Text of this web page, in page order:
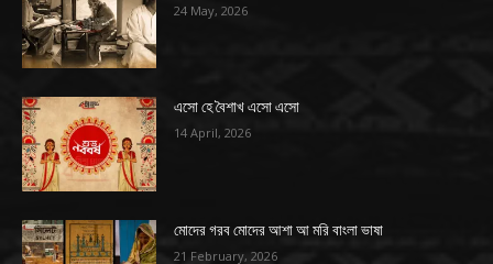
24 May, 2026
এসো হে বৈশাখ এসো এসো
14 April, 2026
মোদের গরব মোদের আশা আ মরি বাংলা ভাষা
21 February, 2026